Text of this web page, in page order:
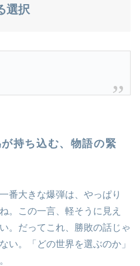
選択
が持ち込む、物語の緊
番大きな爆弾は、やっぱり
。この一言、軽そうに見え
。だってこれ、勝敗の話じゃ
い。「どの世界を選ぶのか」